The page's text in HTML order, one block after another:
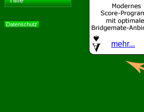
Datenschutz
mehr...